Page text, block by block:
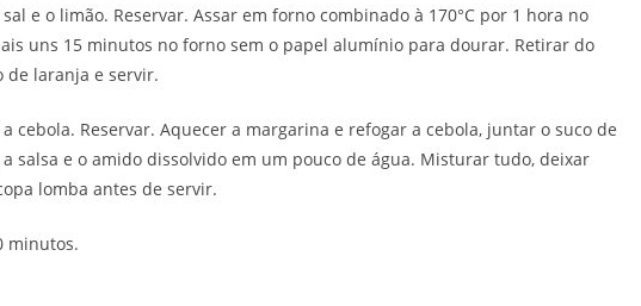
e o limão. Reservar. Assar em forno combinado à 170°C por 1 hora no
uns 15 minutos no forno sem o papel alumínio para dourar. Retirar do
de laranja e servir.
cebola. Reservar. Aquecer a margarina e refogar a cebola, juntar o suco de
salsa e o amido dissolvido em um pouco de água. Misturar tudo, deixar
lomba antes de servir.
minutos.